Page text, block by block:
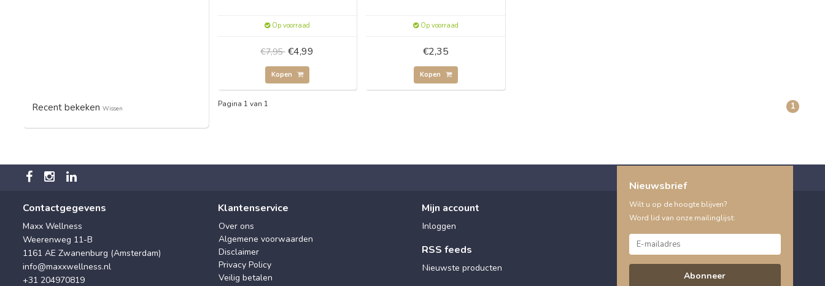
Recent bekeken Wissen
Op voorraad
€7,95 €4,99
Kopen
Op voorraad
€2,35
Kopen
Pagina 1 van 1 1
Contactgegevens
Maxx Wellness
Weerenweg 11-B
1161 AE Zwanenburg (Amsterdam)
info@maxxwellness.nl
+31 204970819
Klantenservice
Over ons
Algemene voorwaarden
Disclaimer
Privacy Policy
Veilig betalen
Mijn account
Inloggen
RSS feeds
Nieuwste producten
Nieuwsbrief
Wilt u op de hoogte blijven?
Word lid van onze mailinglijst:
Abonneer